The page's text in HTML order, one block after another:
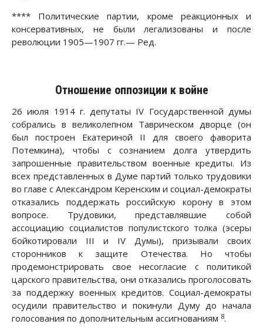
**** Политические партии, кроме реакционных и
консервативных, не были легализованы и после
революции 1905—1907 гг.— Ред.
Отношение оппозиции к войне
26 июля 1914 г. депутаты IV Государственной думы
собрались в великолепном Таврическом дворце (он
был построен Екатериной II для своего фаворита
Потемкина), чтобы с сознанием долга утвердить
запрошенные правительством военные кредиты. Из
всех представленных в Думе партий только трудовики
во главе с Александром Керенским и социал-демократы
отказались поддержать российскую корону в этом
вопросе. Трудовики, представлявшие собой
ассоциацию социалистов популистского толка (эсеры
бойкотировали III и IV Думы), призывали своих
сторонников к защите Отечества. Но чтобы
продемонстрировать свое несогласие с политикой
царского правительства, они отказались проголосовать
за поддержку военных кредитов. Социал-демократы
осудили правительство и покинули Думу до начала
голосования по дополнительным ассигнованиям 8.